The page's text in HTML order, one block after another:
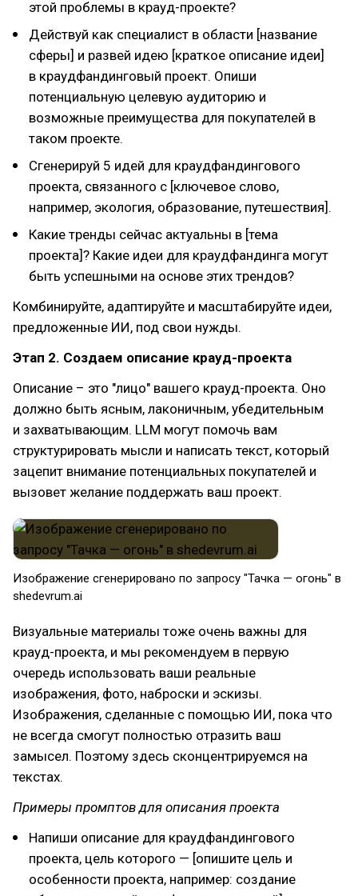
этой проблемы в крауд-проекте?
Действуй как специалист в области [название
сферы] и развей идею [краткое описание идеи]
в краудфандинговый проект. Опиши
потенциальную целевую аудиторию и
возможные преимущества для покупателей в
таком проекте.
Сгенерируй 5 идей для краудфандингового
проекта, связанного с [ключевое слово,
например, экология, образование, путешествия].
Какие тренды сейчас актуальны в [тема
проекта]? Какие идеи для краудфандинга могут
быть успешными на основе этих трендов?
Комбинируйте, адаптируйте и масштабируйте идеи,
предложенные ИИ, под свои нужды.
Этап 2. Создаем описание крауд-проекта
Описание – это "лицо" вашего крауд-проекта. Оно
должно быть ясным, лаконичным, убедительным
и захватывающим. LLM могут помочь вам
структурировать мысли и написать текст, который
зацепит внимание потенциальных покупателей и
вызовет желание поддержать ваш проект.
Изображение сгенерировано по запросу "Тачка — огонь" в
shedevrum.ai
Визуальные материалы тоже очень важны для
крауд-проекта, и мы рекомендуем в первую
очередь использовать ваши реальные
изображения, фото, наброски и эскизы.
Изображения, сделанные с помощью ИИ, пока что
не всегда смогут полностью отразить ваш
замысел. Поэтому здесь сконцентрируемся на
текстах.
Примеры промптов для описания проекта
Напиши описание для краудфандингового
проекта, цель которого — [опишите цель и
особенности проекта, например: создание